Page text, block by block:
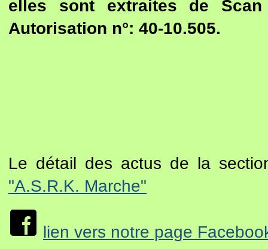
elles sont extraites de
Autorisation n°: 40-10.505.
Le détail des actus de la
"A.S.R.K. Marche"
lien vers notre page